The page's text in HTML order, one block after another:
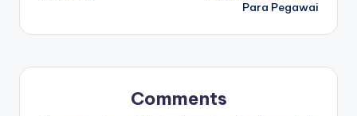
Para Pegawai
Comments